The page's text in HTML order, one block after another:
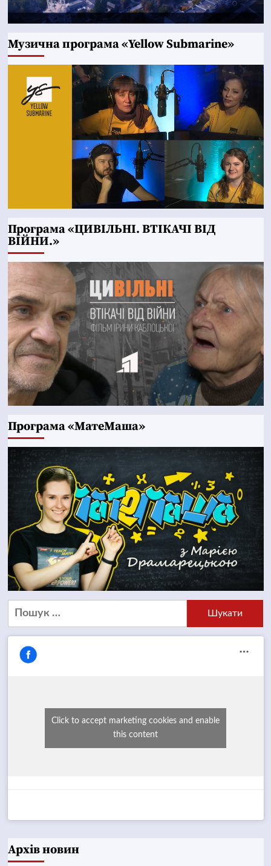
Музична програма «Yellow Submarine»
Програма «ЦИВІЛЬНІ. ВТІКАЧІ ВІД
ВІЙНИ.»
Програма «МатеМаша»
Пошук:
Click to accept marketing cookies and enable
this content
Архів новин